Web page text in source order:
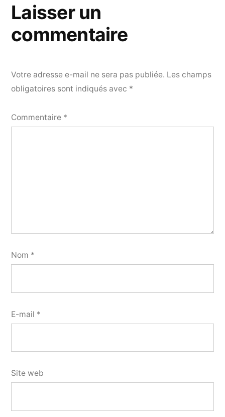
Laisser un
commentaire
Votre adresse e-mail ne sera pas publiée. Les champs
obligatoires sont indiqués avec *
Commentaire *
Nom *
E-mail *
Site web